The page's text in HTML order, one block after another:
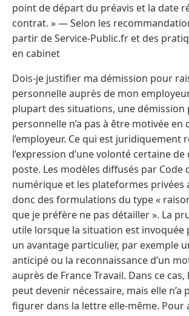
point de départ du préavis et la date
contrat. » — Selon les
partir de Service-Public.fr et des
en cabinet
Dois-je justifier ma démission pour
personnelle auprès de mon
plupart des situations, une démission
personnelle n’a pas à être motivée en
l’employeur. Ce qui est juridiquement
l’expression d’une volonté certaine
poste. Les modèles diffusés par Code
numérique et les plateformes privées
donc des formulations du type «
que je préfère ne pas détailler ». La
utile lorsque la situation est
un avantage particulier, par exemple
anticipé ou la reconnaissance d’un
auprès de France Travail. Dans ce
peut devenir nécessaire, mais elle n’a
figurer dans la lettre elle-même. Pour